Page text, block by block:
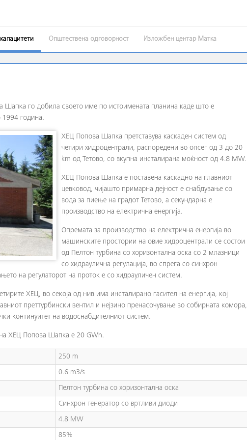
Општествена одговорност Изложбен центар Матка
Шапка го добила своето име по истоимената планина каде што е
1994 година.
ХЕЦ Попова Шапка претставува каскаден систем од
четири хидроцентрали, распоредени во опсег од 3 до 20
km од Тетово, со вкупна инсталирана моќност од 4.8 MW.
ХЕЦ Попова Шапка е поставена каскадно на главниот
цевковод, чијашто примарна дејност е снабдување со
вода за пиење на градот Тетово, а секундарна е
производство на електрична енергија.
Опремата за производство на електрична енергија во
машинските простории на овие хидроцентрали се состои
од Пелтон турбина со хоризонтална оска со 2 млазници
со хидраулична регулација, во спрега со синхрон
на регулаторот на проток е со хидрауличен систем.
ХЕЦ, во секоја од нив има инсталирано гасител на енергија, кој
преттурбински вентил и нејзино пренасочување во собирната комора,
континуитет на водоснабдителниот систем.
ХЕЦ Попова Шапка е 20 GWh.
250 m
0.6 m3/s
Пелтон турбина со хоризонтална оска
Синхрон генератор со вртливи диоди
4.8 MW
85%